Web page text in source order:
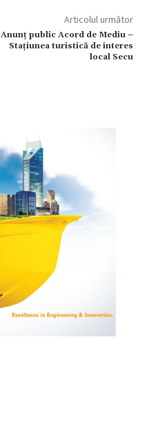
Articolul următor
Anunț public Acord de Mediu –
Stațiunea turistică de interes
local Secu